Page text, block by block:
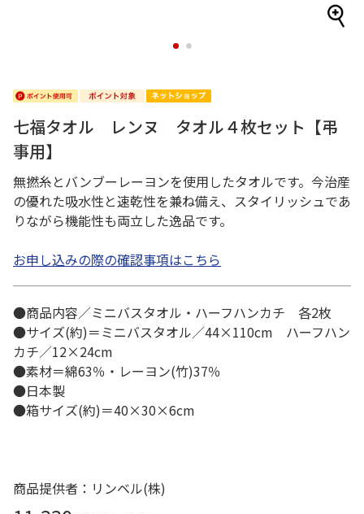
1 2
七福タオル レンヌ タオル４枚セット【弔
事用】
無撚糸とバンブーレーヨンを使用したタオルです。今治産
の優れた吸水性と速乾性を兼ね備え、スタイリッシュであ
りながら機能性も両立した逸品です。
お申し込みの際の確認事項はこちら
●商品内容／ミニバスタオル・ハーフハンカチ 各2枚
●サイズ(約)＝ミニバスタオル／44×110cm ハーフハン
カチ／12×24cm
●素材＝綿63％・レーヨン(竹)37％
●日本製
●箱サイズ(約)＝40×30×6cm
商品提供者：リンベル(株)